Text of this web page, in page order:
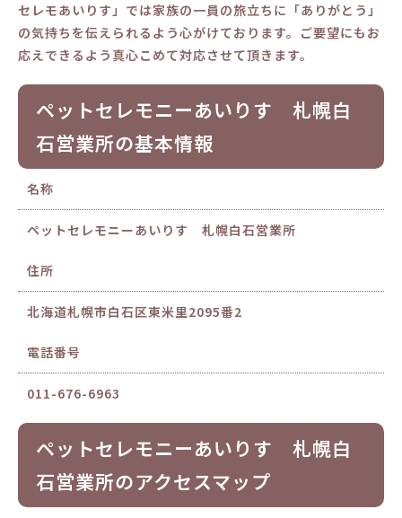
セレモあいりす」では家族の一員の旅立ちに「ありがとう」
の気持ちを伝えられるよう心がけております。ご要望にもお
応えできるよう真心こめて対応させて頂きます。
ペットセレモニーあいりす 札幌白
石営業所の基本情報
名称
ペットセレモニーあいりす 札幌白石営業所
住所
北海道札幌市白石区東米里2095番2
電話番号
011-676-6963
ペットセレモニーあいりす 札幌白
石営業所のアクセスマップ